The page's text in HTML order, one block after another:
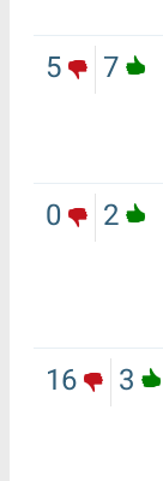
7
5
2
0
3
16